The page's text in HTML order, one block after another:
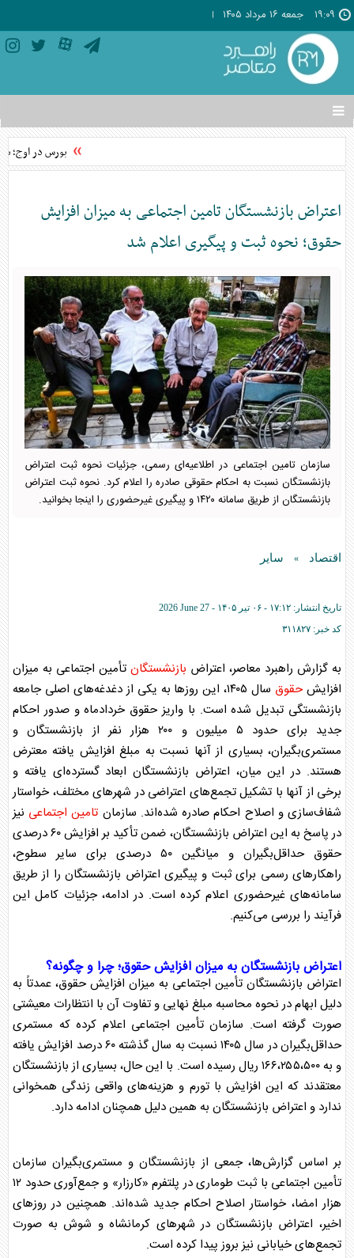
۱۹:۰۹ جمعه ۱۶ مرداد ۱۴۰۵
تغییر
وضعیت
منوی
ها
بورس در اوج؛
اعتراض بازنشستگان تامین اجتماعی به میزان افزایش
حقوق؛ نحوه ثبت و پیگیری اعلام شد
سازمان تامین اجتماعی در اطلاعیه‌ای رسمی، جزئیات نحوه ثبت اعتراض
بازنشستگان نسبت به احکام حقوقی صادره را اعلام کرد. نحوه ثبت اعتراض
بازنشستگان از طریق سامانه ۱۴۲۰ و پیگیری غیرحضوری را اینجا بخوانید.
اقتصاد » سایر
تاریخ انتشار: ۱۷:۱۲ - ۰۶ تير ۱۴۰۵ -
2026 June 27
کد خبر: ۳۱۱۸۲۷
به گزارش راهبرد معاصر، اعتراض بازنشستگان تأمین اجتماعی به میزان
افزایشحقوق
سال ۱۴۰۵، این روز‌ها به یکی از دغدغه‌های اصلی جامعه
بازنشستگی تبدیل شده است. با واریزحقوق خردادماه و صدور احکام
جدید برای حدود ۵ میلیون و ۲۰۰ هزار نفر از
بازنشستگانو
مستمری‌بگیران، بسیاری از آنها نسبت به مبلغ افزایش یافته معترض
هستند. در این میان، اعتراض بازنشستگانابعاد گسترده‌ای یافته و
برخی از آنها با تشکیل تجمع‌های اعتراضی در شهر‌های مختلف، خواستار
شفاف‌سازی و اصلاح احکام صادره شده‌اند. سازمان تامین اجتماعی نیز
در پاسخ به این اعتراض بازنشستگان، ضمن تأکید بر افزایش ۶۰ درصدی
حقوق
حداقل‌بگیران و میانگین ۵۰ درصدی برای سایر سطوح،
راهکار‌های رسمی برای ثبت و پیگیری اعتراض بازنشستگانرا از طریق
سامانه‌های غیرحضوری اعلام کرده است. در ادامه، جزئیات کامل این
فرآیند را بررسی می‌کنیم.
اعتراضبازنشستگانبه میزان افزایشحقوق؛ چرا و چگونه؟
اعتراض بازنشستگان تأمین اجتماعی به میزان افزایشحقوق، عمدتاً به
دلیل ابهام در نحوه محاسبه مبلغ نهایی و تفاوت آن با انتظارات معیشتی
صورت گرفته است. سازمان تأمین اجتماعی اعلام کرده که مستمری
حداقل‌بگیران در سال ۱۴۰۵ نسبت به سال گذشته ۶۰ درصد افزایش یافته
و به ۱۶۶،۲۵۵،۵۰۰ ریال رسیده است. با این حال، بسیاری از
بازنشستگان
معتقدند که این افزایش با تورم و هزینه‌های واقعی زندگی همخوانی
ندارد و اعتراض بازنشستگان به همین دلیل همچنان ادامه دارد.
بر اساس گزارش‌ها، جمعی از بازنشستگانو مستمری‌بگیران سازمان
تأمین اجتماعی با ثبت طوماری در پلتفرم «کارزار» و جمع‌آوری حدود ۱۲
هزار امضا، خواستار اصلاح احکام جدید شده‌اند. همچنین در روز‌های
اخیر، اعتراض بازنشستگان در شهر‌های کرمانشاه و شوش به صورت
تجمع‌های خیابانی نیز بروز پیدا کرده است.